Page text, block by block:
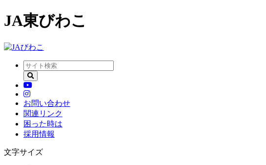
JA東びわこ
お問い合わせ
関連リンク
困った時は
採用情報
文字サイズ